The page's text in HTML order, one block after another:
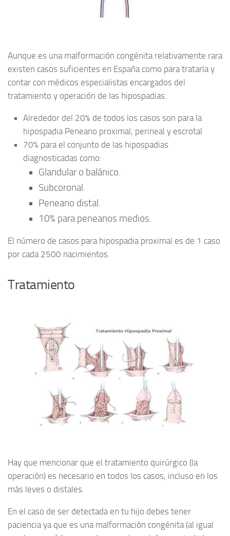
Aunque es una malformación congénita relativamente rara
existen casos suficientes en España como para tratarla y
contar con médicos especialistas encargados del
tratamiento y operación de las hipospadias.
Alrededor del 20% de todos los casos son para la
hipospadia Peneano proximal, perineal y escrotal
70% para el conjunto de las hipospadias
diagnosticadas como:
Glandular o balánico.
Subcoronal.
Peneano distal.
10% para peneanos medios.
El número de casos para hipospadia proximal es de 1 caso
por cada 2500 nacimientos.
Tratamiento
Hay que mencionar que el tratamiento quirúrgico (la
operación) es necesario en todos los casos, incluso en los
más leves o distales.
En el caso de ser detectada en tu hijo debes tener
paciencia ya que es una malformación congénita (al igual